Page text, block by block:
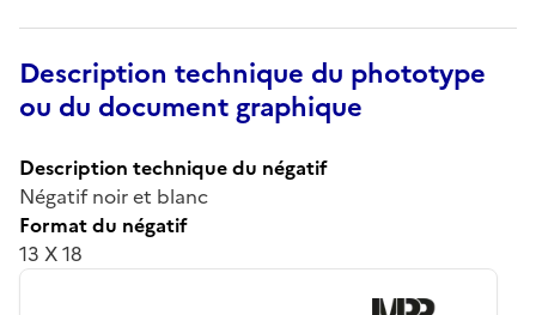
Description technique du phototype
ou du document graphique
Description technique du négatif
Négatif noir et blanc
Format du négatif
13 X 18